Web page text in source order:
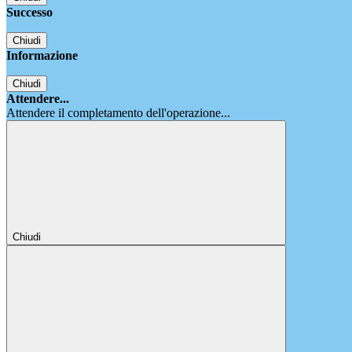
Successo
Chiudi
Informazione
Chiudi
Attendere...
Attendere il completamento dell'operazione...
Chiudi